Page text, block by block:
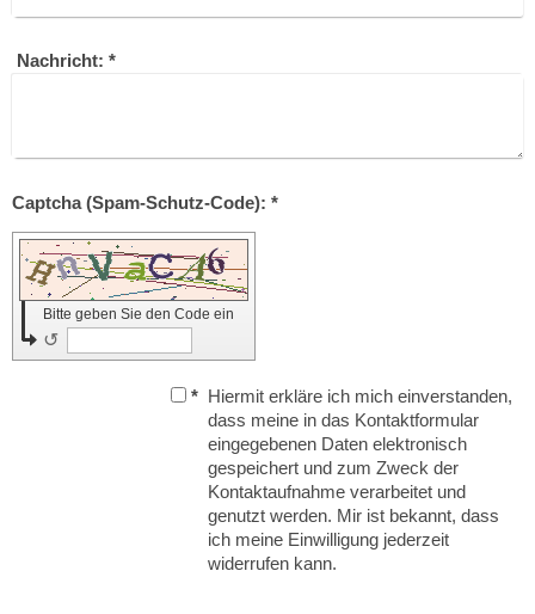
Nachricht: *
Captcha (Spam-Schutz-Code): *
Bitte geben Sie den Code ein
↺
* Hiermit erkläre ich mich einverstanden,
dass meine in das Kontaktformular
eingegebenen Daten elektronisch
gespeichert und zum Zweck der
Kontaktaufnahme verarbeitet und
genutzt werden. Mir ist bekannt, dass
ich meine Einwilligung jederzeit
widerrufen kann.